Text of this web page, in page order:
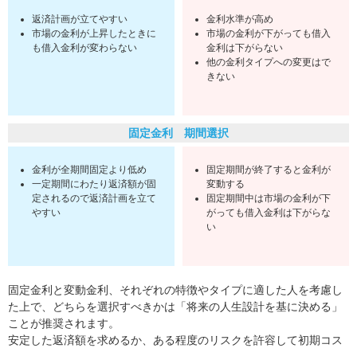
返済計画が立てやすい
市場の金利が上昇したときに
も借入金利が変わらない
金利水準が高め
市場の金利が下がっても借入
金利は下がらない
他の金利タイプへの変更はで
きない
固定金利 期間選択
金利が全期間固定より低め
一定期間にわたり返済額が固
定されるので返済計画を立て
やすい
固定期間が終了すると金利が
変動する
固定期間中は市場の金利が下
がっても借入金利は下がらな
い
固定金利と変動金利、それぞれの特徴やタイプに適した人を考慮し
た上で、どちらを選択すべきかは「将来の人生設計を基に決める」
ことが推奨されます。
安定した返済額を求めるか、ある程度のリスクを許容して初期コス